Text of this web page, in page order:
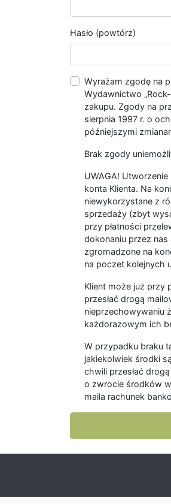
Hasło (powtórz)
Wyrażam zgodę na
Wydawnictwo
zakupu. Zgody na
sierpnia 1997 r. o
późniejszymi
Brak zgody
UWAGA!
konta Klienta. Na
niewykorzystane z
sprzedaży (zbyt
przy płatności
dokonaniu przez nas
zgromadzone na
na poczet kolejnych
Klient może już przy
przesłać drogą
nieprzechowywaniu
każdorazowym ich
W przypadku braku
jakiekolwiek środki
chwili przesłać
o zwrocie środków
maila rachunek